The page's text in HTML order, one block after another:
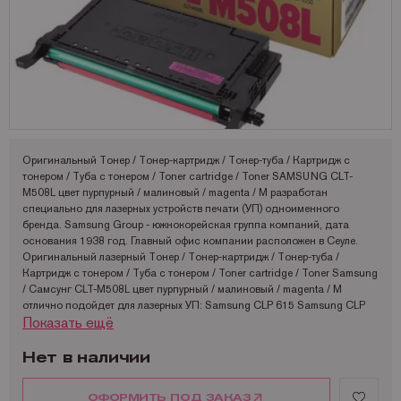
Lexmark
OCE
Ricoh
Samsung
Sharp
Toshiba
Xerox
Катюша
Аналоги Lexmark
Аналоги Oki
Аналоги Panasonic
Аналоги Samsung
Аналоги Sharp
Аналоги Xerox
Запчасти для OKI
Запчасти для Samsung
Запчасти для Toshiba
Фотобумага Kodak для струйных принтеров
Фотобумага Lomond и пленки для струйных принтеров
Пленка для ламинирования Корея
Принтеры Epson
Принтеры Hewllet Packard
Принтеры Lexmark
Принтеры Ricoh
Принтеры Samsung
Принтеры Sharp
Принтеры XEROX
Факсы Panasonic
Принтеры Kyocera
Мониторы
Мониторы HP
Другое
Оригинальный Тонер / Тонер-картридж / Тонер-туба / Картридж с
тонером / Туба с тонером / Toner cartridge / Toner SAMSUNG CLT-
M508L цвет пурпурный / малиновый / magenta / M разработан
специально для лазерных устройств печати (УП) одноименного
бренда. Samsung Group - южнокорейская группа компаний, дата
основания 1938 год. Главный офис компании расположен в Сеуле.
Оригинальный лазерный Тонер / Тонер-картридж / Тонер-туба /
Картридж с тонером / Туба с тонером / Toner cartridge / Toner Samsung
/ Самсунг CLT-M508L цвет пурпурный / малиновый / magenta / M
отлично подойдет для лазерных УП: Samsung CLP 615 Samsung CLP
615ND Samsung CLP 620 Samsung CLP 620ND Samsung CLX 6220
Samsung CLP 670 Samsung CLP 670ND. Используя оригинальный CLT-
Показать ещё
Нет в наличии
ОФОРМИТЬ ПОД ЗАКАЗ